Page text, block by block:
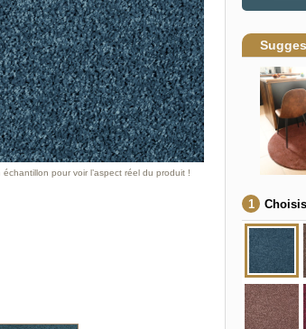
pour voir l’aspect réel du produit !